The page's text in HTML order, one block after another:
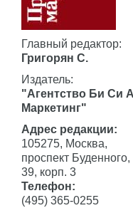
Главный редактор:
Григорян С.
Издатель:
"Агентство Би Си
Маркетинг"
Адрес редакции:
105275, Москва,
проспект Буденного,
39, корп. 3
Телефон:
(495) 365-0255